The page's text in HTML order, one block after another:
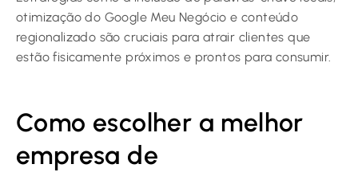
otimização do Google Meu Negócio e conteúdo
regionalizado são cruciais para atrair clientes que
estão fisicamente próximos e prontos para consumir.
Como escolher a melhor
empresa de